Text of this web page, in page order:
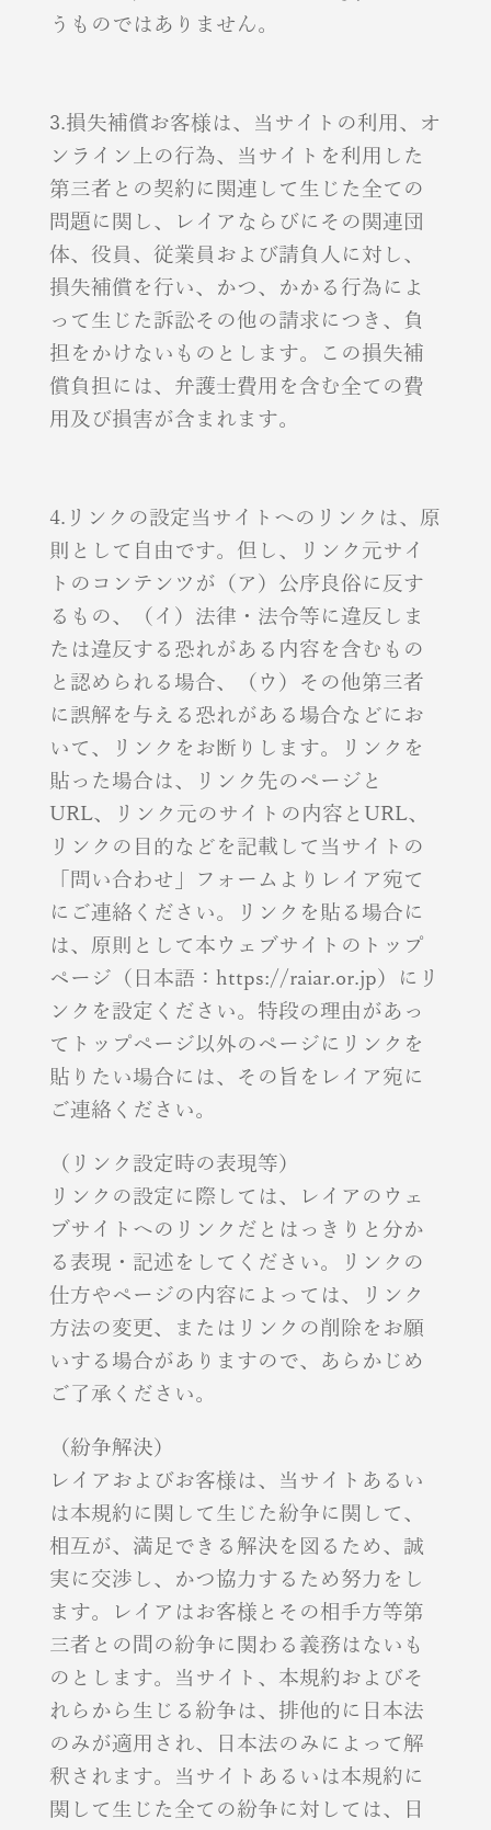
うものではありません。
3.損失補償お客様は、当サイトの利用、オ
ンライン上の行為、当サイトを利用した
第三者との契約に関連して生じた全ての
問題に関し、レイアならびにその関連団
体、役員、従業員および請負人に対し、
損失補償を行い、かつ、かかる行為によ
って生じた訴訟その他の請求につき、負
担をかけないものとします。この損失補
償負担には、弁護士費用を含む全ての費
用及び損害が含まれます。
4.リンクの設定当サイトへのリンクは、原
則として自由です。但し、リンク元サイ
トのコンテンツが（ア）公序良俗に反す
るもの、（イ）法律・法令等に違反しま
たは違反する恐れがある内容を含むもの
と認められる場合、（ウ）その他第三者
に誤解を与える恐れがある場合などにお
いて、リンクをお断りします。リンクを
貼った場合は、リンク先のページと
URL、リンク元のサイトの内容とURL、
リンクの目的などを記載して当サイトの
「問い合わせ」フォームよりレイア宛て
にご連絡ください。リンクを貼る場合に
は、原則として本ウェブサイトのトップ
ページ（日本語：https://raiar.or.jp）にリ
ンクを設定ください。特段の理由があっ
てトップページ以外のページにリンクを
貼りたい場合には、その旨をレイア宛に
ご連絡ください。
（リンク設定時の表現等）
リンクの設定に際しては、レイアのウェ
ブサイトへのリンクだとはっきりと分か
る表現・記述をしてください。リンクの
仕方やページの内容によっては、リンク
方法の変更、またはリンクの削除をお願
いする場合がありますので、あらかじめ
ご了承ください。
（紛争解決）
レイアおよびお客様は、当サイトあるい
は本規約に関して生じた紛争に関して、
相互が、満足できる解決を図るため、誠
実に交渉し、かつ協力するため努力をし
ます。レイアはお客様とその相手方等第
三者との間の紛争に関わる義務はないも
のとします。当サイト、本規約およびそ
れらから生じる紛争は、排他的に日本法
のみが適用され、日本法のみによって解
釈されます。当サイトあるいは本規約に
関して生じた全ての紛争に対しては、日